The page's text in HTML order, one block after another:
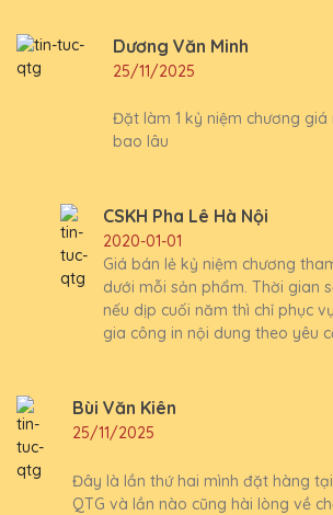
Dương Văn Minh
25/11/2025
Đặt làm 1 kỷ niệm chương
bao lâu
CSKH Pha Lê Hà Nội
2020-01-01
Giá bán lẻ kỷ niệm chương
dưới mỗi sản phẩm. Thời gian
nếu dịp cuối năm thì chỉ phục
gia công in nội dung theo yêu
Bùi Văn Kiên
25/11/2025
Đây là lần thứ hai mình đặt hàng
QTG và lần nào cũng hài lòng về